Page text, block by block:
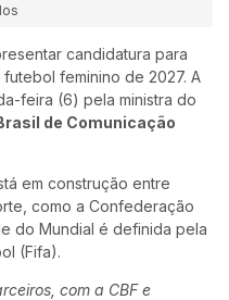
candidatura para
feminino de 2027. A
feira (6) pela ministra do
de Comunicação
em construção entre
como a Confederação
do Mundial é definida pela
(Fifa).
com a CBF e